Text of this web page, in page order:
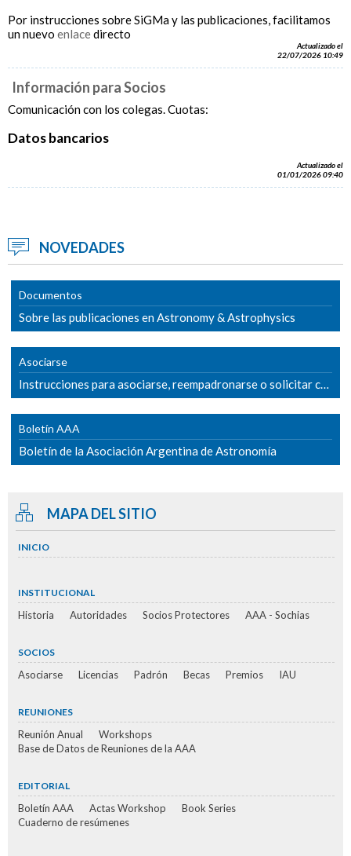
Por instrucciones sobre SiGMa y las publicaciones, facilitamos
un nuevo enlacedirecto
Actualizado el
22/07/2026 10:49
Información para Socios
Comunicación con los colegas. Cuotas:
Datos bancarios
Actualizado el
01/01/2026 09:40
NOVEDADES
Documentos
Sobre las publicaciones en Astronomy & Astrophysics
Asociarse
Instrucciones para asociarse, reempadronarse o solicitar cambio de categoría
Boletín AAA
Boletín de la Asociación Argentina de Astronomía
MAPA DEL SITIO
INICIO
INSTITUCIONAL
Historia Autoridades Socios Protectores AAA - Sochias
SOCIOS
Asociarse Licencias Padrón Becas Premios IAU
REUNIONES
Reunión Anual
Workshops
Base de Datos de Reuniones de la AAA
EDITORIAL
Boletín AAA Actas Workshop
Book Series
Cuaderno de resúmenes